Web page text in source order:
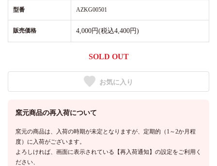
型番 AZKG00501
販売価格 4,000円(税込4,400円)
SOLD OUT
お気に入り
窯元商品の再入荷について
窯元の商品は、入荷の時期が未定となりますが、定期的（1～2か月程
度）に入荷がございます。
よろしければ、画面に表示されている【再入荷通知】の設定をご利用く
ださい、